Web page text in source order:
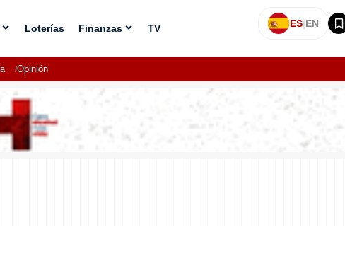
Loterías Finanzas TV ES|EN
Opinión